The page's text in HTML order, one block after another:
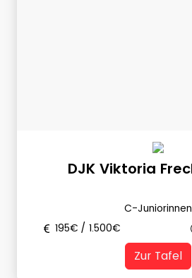
DJK Viktoria
C-Juniorinnen
195€ / 1.500€
Zur Tafel